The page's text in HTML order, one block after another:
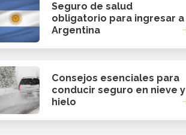
Seguro de salud
obligatorio para ingresar a
Argentina
Consejos esenciales para
conducir seguro en nieve y
hielo